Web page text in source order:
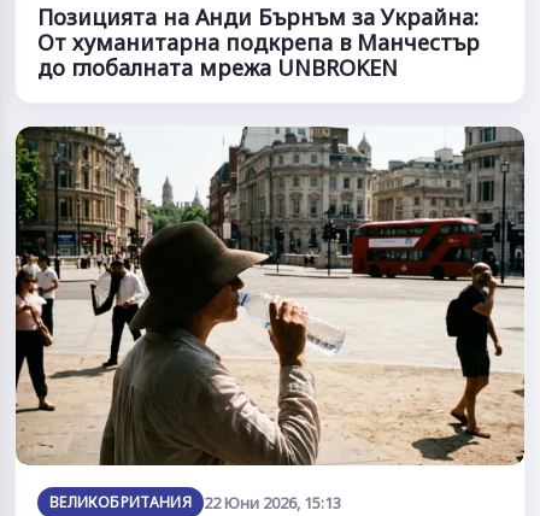
Позицията на Анди Бърнъм за Украйна:
От хуманитарна подкрепа в Манчестър
до глобалната мрежа UNBROKEN
ВЕЛИКОБРИТАНИЯ
22 Юни 2026, 15:13